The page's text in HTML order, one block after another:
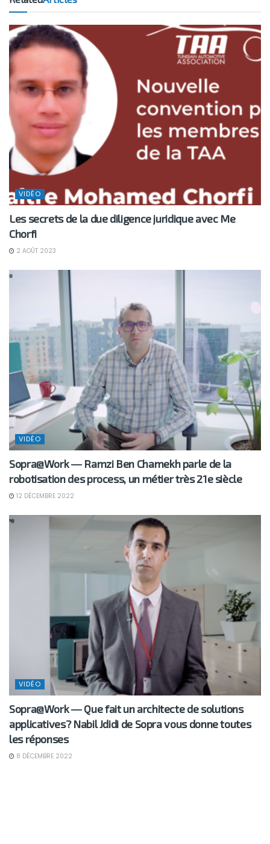
VIDÉO
Les secrets de la due diligence juridique avec Me
Chorfi
2 AOÛT 2023
VIDÉO
Sopra@Work ― Ramzi Ben Chamekh parle de la
robotisation des process, un métier très 21e siècle
12 DÉCEMBRE 2022
VIDÉO
Sopra@Work ― Que fait un architecte de solutions
applicatives? Nabil Jdidi de Sopra vous donne toutes
les réponses
8 DÉCEMBRE 2022